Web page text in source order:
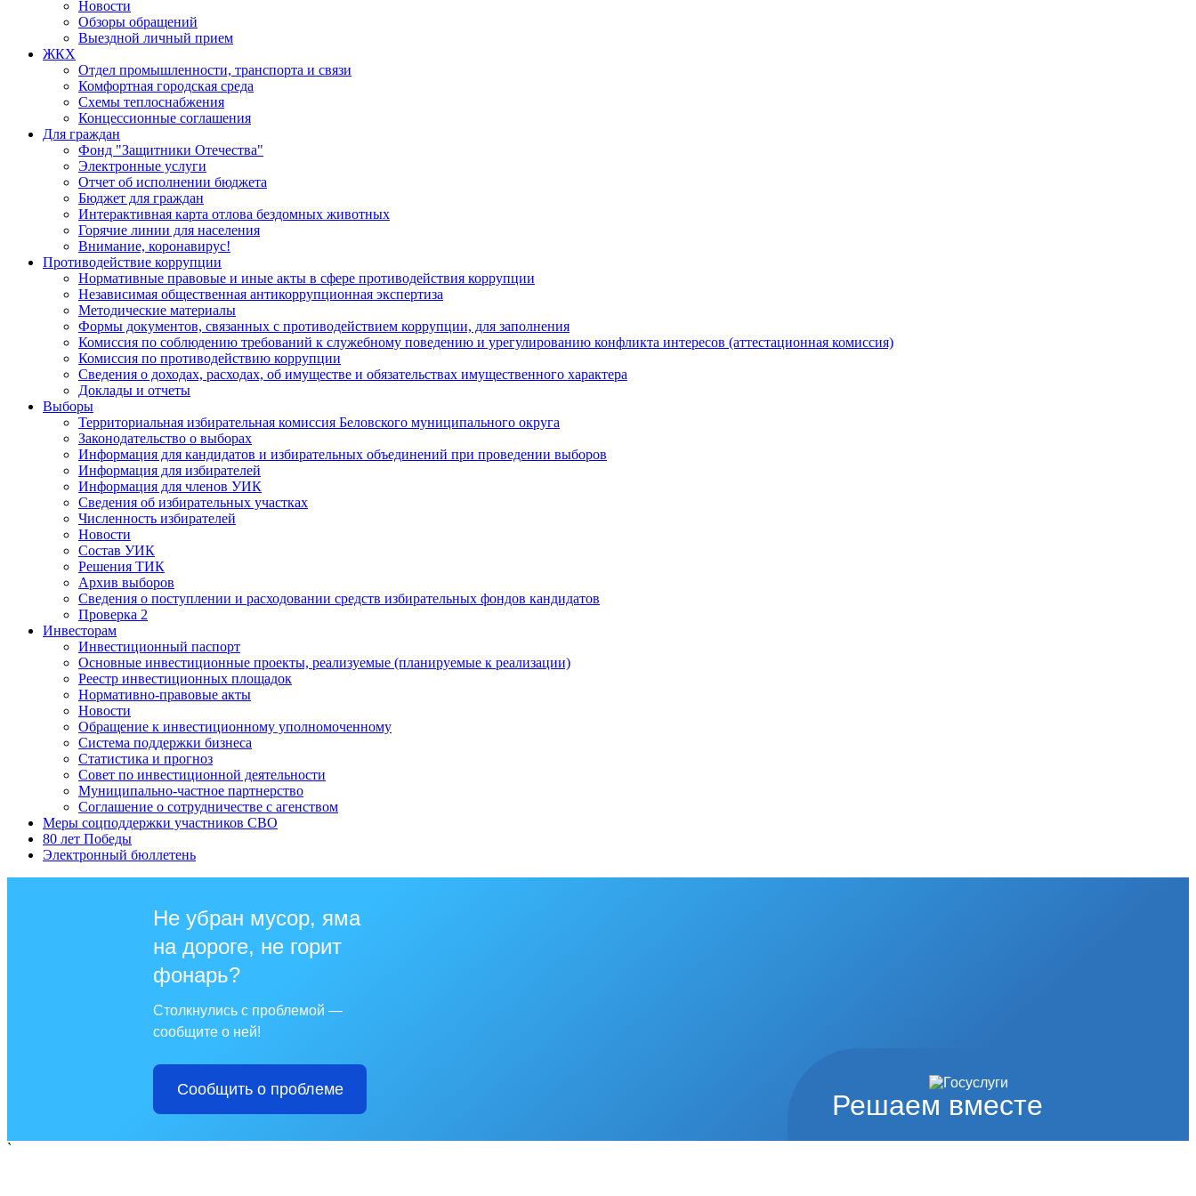
Новости
Обзоры обращений
Выездной личный прием
ЖКХ
Отдел промышленности, транспорта и связи
Комфортная городская среда
Схемы теплоснабжения
Концессионные соглашения
Для граждан
Фонд "Защитники Отечества"
Электронные услуги
Отчет об исполнении бюджета
Бюджет для граждан
Интерактивная карта отлова бездомных животных
Горячие линии для населения
Внимание, коронавирус!
Противодействие коррупции
Нормативные правовые и иные акты в сфере противодействия коррупции
Независимая общественная антикоррупционная экспертиза
Методические материалы
Формы документов, связанных с противодействием коррупции, для заполнения
Комиссия по соблюдению требований к служебному поведению и урегулированию конфликта интересов (аттестационная комиссия)
Комиссия по противодействию коррупции
Сведения о доходах, расходах, об имуществе и обязательствах имущественного характера
Доклады и отчеты
Выборы
Территориальная избирательная комиссия Беловского муниципального округа
Законодательство о выборах
Информация для кандидатов и избирательных объединений при проведении выборов
Информация для избирателей
Информация для членов УИК
Сведения об избирательных участках
Численность избирателей
Новости
Состав УИК
Решения ТИК
Архив выборов
Сведения о поступлении и расходовании средств избирательных фондов кандидатов
Проверка 2
Инвесторам
Инвестиционный паспорт
Основные инвестиционные проекты, реализуемые (планируемые к реализации)
Реестр инвестиционных площадок
Нормативно-правовые акты
Новости
Обращение к инвестиционному уполномоченному
Система поддержки бизнеса
Статистика и прогноз
Совет по инвестиционной деятельности
Муниципально-частное партнерство
Соглашение о сотрудничестве с агенством
Меры соцподдержки участников СВО
80 лет Победы
Электронный бюллетень
Решаем вместе
Не убран мусор, яма
на дороге, не горит
фонарь?
Столкнулись с проблемой —
сообщите о ней!
Сообщить о проблеме
`